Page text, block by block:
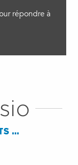
répondre à
...